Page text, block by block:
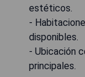
estéticos.
-
disponibles.
- Ubicación
principales.